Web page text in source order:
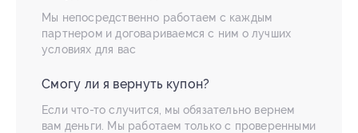
Мы непосредственно работаем с каждым
партнером и договариваемся с ним о лучших
условиях для вас
Смогу ли я вернуть купон?
Если что-то случится, мы обязательно вернем
вам деньги. Мы работаем только с проверенными